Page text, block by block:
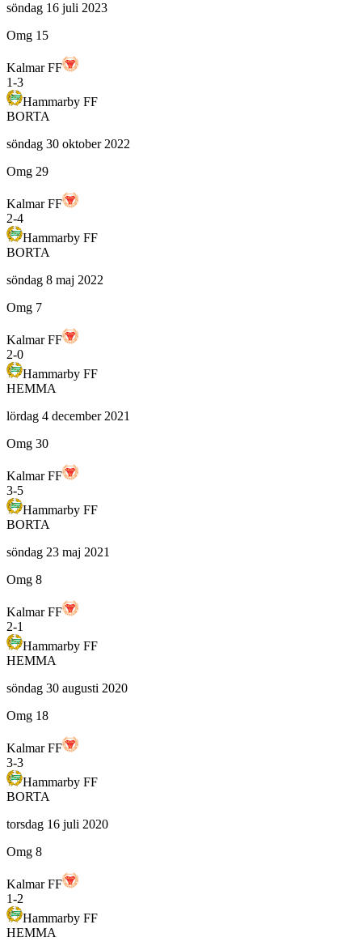
söndag 16 juli 2023
Omg 15
Kalmar FF
1-3
Hammarby FF
BORTA
söndag 30 oktober 2022
Omg 29
Kalmar FF
2-4
Hammarby FF
BORTA
söndag 8 maj 2022
Omg 7
Kalmar FF
2-0
Hammarby FF
HEMMA
lördag 4 december 2021
Omg 30
Kalmar FF
3-5
Hammarby FF
BORTA
söndag 23 maj 2021
Omg 8
Kalmar FF
2-1
Hammarby FF
HEMMA
söndag 30 augusti 2020
Omg 18
Kalmar FF
3-3
Hammarby FF
BORTA
torsdag 16 juli 2020
Omg 8
Kalmar FF
1-2
Hammarby FF
HEMMA